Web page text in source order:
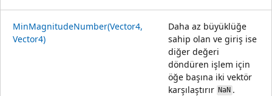
MinMagnitudeNumber(Vector4,
Vector4)
Daha az büyüklüğe
sahip olan ve giriş ise
diğer değeri
döndüren işlem için
öğe başına iki vektör
karşılaştırır NaN .